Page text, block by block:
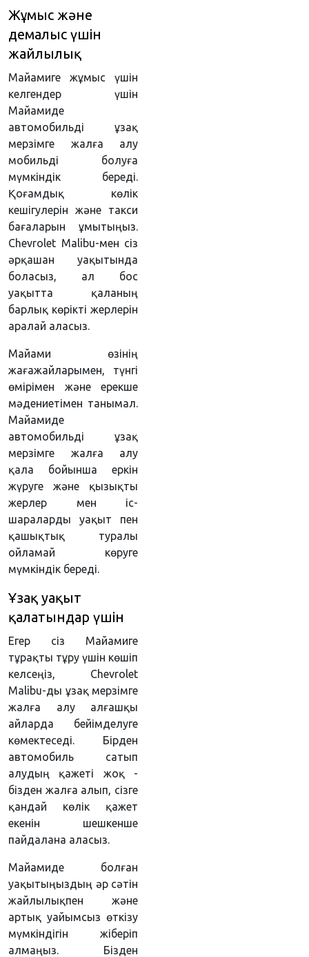
Жұмыс және
демалыс үшін
жайлылық
Майамиге жұмыс үшін
келгендер үшін
Майамиде
автомобильді ұзақ
мерзімге жалға алу
мобильді болуға
мүмкіндік береді.
Қоғамдық көлік
кешігулерін және такси
бағаларын ұмытыңыз.
Chevrolet Malibu-мен сіз
әрқашан уақытында
боласыз, ал бос
уақытта қаланың
барлық көрікті жерлерін
аралай аласыз.
Майами өзінің
жағажайларымен, түнгі
өмірімен және ерекше
мәдениетімен танымал.
Майамиде
автомобильді ұзақ
мерзімге жалға алу
қала бойынша еркін
жүруге және қызықты
жерлер мен іс-
шараларды уақыт пен
қашықтық туралы
ойламай көруге
мүмкіндік береді.
Ұзақ уақыт
қалатындар үшін
Егер сіз Майамиге
тұрақты тұру үшін көшіп
келсеңіз, Chevrolet
Malibu-ды ұзақ мерзімге
жалға алу алғашқы
айларда бейімделуге
көмектеседі. Бірден
автомобиль сатып
алудың қажеті жоқ -
бізден жалға алып, сізге
қандай көлік қажет
екенін шешкенше
пайдалана аласыз.
Майамиде болған
уақытыңыздың әр сәтін
жайлылықпен және
артық уайымсыз өткізу
мүмкіндігін жіберіп
алмаңыз. Бізден